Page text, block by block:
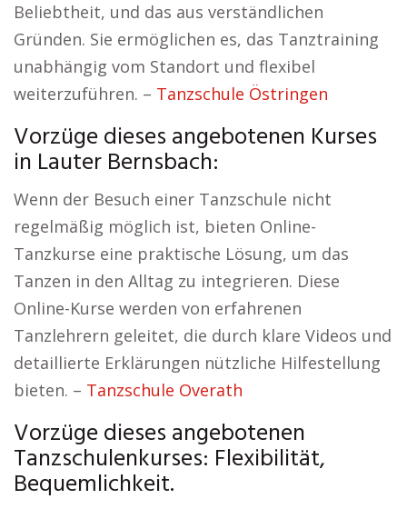
Beliebtheit, und das aus verständlichen
Gründen. Sie ermöglichen es, das Tanztraining
unabhängig vom Standort und flexibel
weiterzuführen. – Tanzschule Östringen
Vorzüge dieses angebotenen Kurses
in Lauter Bernsbach:
Wenn der Besuch einer Tanzschule nicht
regelmäßig möglich ist, bieten Online-
Tanzkurse eine praktische Lösung, um das
Tanzen in den Alltag zu integrieren. Diese
Online-Kurse werden von erfahrenen
Tanzlehrern geleitet, die durch klare Videos und
detaillierte Erklärungen nützliche Hilfestellung
bieten. – Tanzschule Overath
Vorzüge dieses angebotenen
Tanzschulenkurses: Flexibilität,
Bequemlichkeit.